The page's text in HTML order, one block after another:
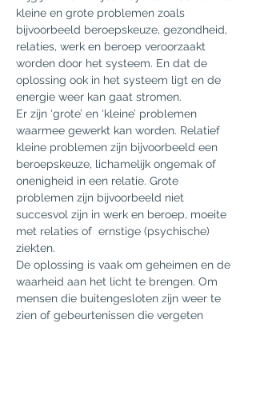
kleine en grote problemen zoals
bijvoorbeeld beroepskeuze, gezondheid,
relaties, werk en beroep veroorzaakt
worden door het systeem. En dat de
oplossing ook in het systeem ligt en de
energie weer kan gaat stromen.
Er zijn ‘grote’ en ‘kleine’ problemen
waarmee gewerkt kan worden. Relatief
kleine problemen zijn bijvoorbeeld een
beroepskeuze, lichamelijk ongemak of
onenigheid in een relatie. Grote
problemen zijn bijvoorbeeld niet
succesvol zijn in werk en beroep, moeite
met relaties of  ernstige (psychische)
ziekten.
De oplossing is vaak om geheimen en de
waarheid aan het licht te brengen. Om
mensen die buitengesloten zijn weer te
zien of gebeurtenissen die vergeten